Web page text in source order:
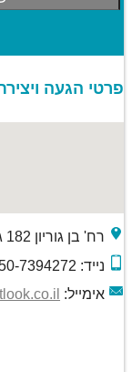
פרטי הגעה
רח' בן גוריון 182 גבעתיים
נייד: 050-7394272
אימייל: